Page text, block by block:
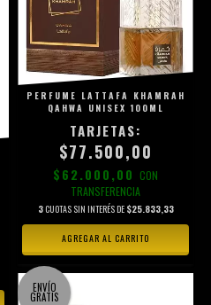
PERFUME LATTAFA KHAMRAH
QAHWA UNISEX 100ML
$77.500,00
$62.000,00 CON
TRANSFERENCIA
3CUOTAS SIN INTERÉS DE $25.833,33
ENVÍO
GRATIS